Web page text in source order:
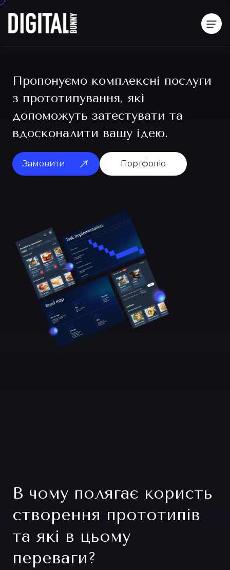
Пропонуємо комплексні послуги
з прототипування, які
допоможуть затестувати та
вдосконалити вашу ідею.
Замовити Портфоліо
В чому полягає користь
створення прототипів
та які в цьому
переваги?